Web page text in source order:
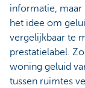
informatie, maar
het idee om
vergelijkbaar te
prestatielabel.
woning geluid
tussen ruimtes